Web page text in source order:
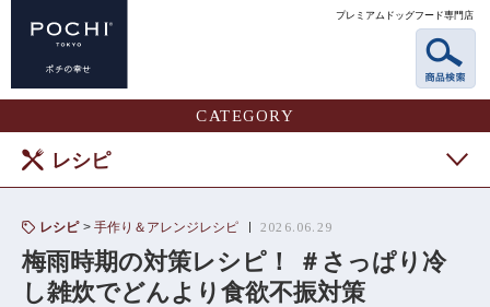
プレミアムドッグフード専門店
CATEGORY
レシピ
レシピ 手作り＆アレンジレシピ 2026.06.29
梅雨時期の対策レシピ！ ＃さっぱり冷
し雑炊でどんより食欲不振対策